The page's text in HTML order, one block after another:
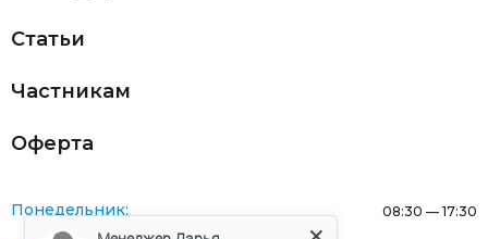
Статьи
Частникам
Оферта
Понедельник: 08:30 — 17:30